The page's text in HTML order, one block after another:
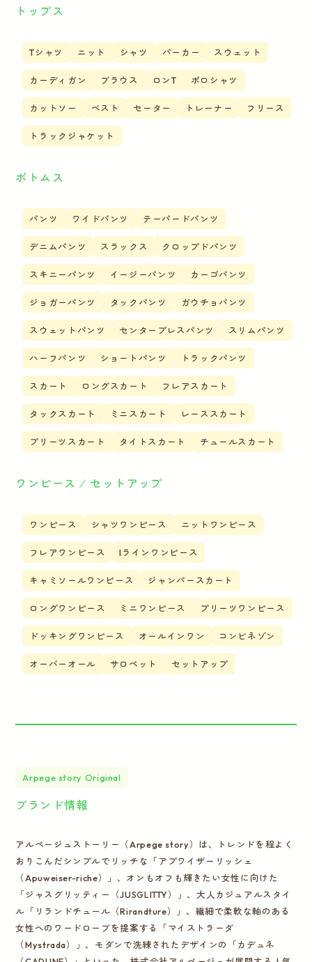
トップス
Tシャツ ニット シャツ パーカー スウェット
カーディガン ブラウス ロンT ポロシャツ
カットソー ベスト セーター トレーナー フリース
トラックジャケット
ボトムス
パンツ ワイドパンツ テーパードパンツ
デニムパンツ スラックス クロップドパンツ
スキニーパンツ イージーパンツ カーゴパンツ
ジョガーパンツ タックパンツ ガウチョパンツ
スウェットパンツ センタープレスパンツ スリムパンツ
ハーフパンツ ショートパンツ トラックパンツ
スカート ロングスカート フレアスカート
タックスカート ミニスカート レーススカート
プリーツスカート タイトスカート チュールスカート
ワンピース ⁄ セットアップ
ワンピース シャツワンピース ニットワンピース
フレアワンピース Iラインワンピース
キャミソールワンピース ジャンパースカート
ロングワンピース ミニワンピース プリーツワンピース
ドッキングワンピース オールインワン コンビネゾン
オーバーオール サロペット セットアップ
Arpege story Original
ブランド情報
アルページュストーリー（Arpege story）は、トレンドを程よく
おりこんだシンプルでリッチな「アプワイザーリッシェ
（Apuweiser-riche）」、オンもオフも輝きたい女性に向けた
「ジャスグリッティー（JUSGLITTY）」、大人カジュアルスタイ
ル「リランドチュール（Rirandture）」、繊細で柔軟な軸のある
女性へのワードローブを提案する「マイストラーダ
（Mystrada）」、モダンで洗練されたデザインの「カデュネ